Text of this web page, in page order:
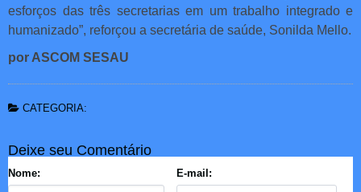
esforços das três secretarias em um trabalho integrado e
humanizado”, reforçou a secretária de saúde, Sonilda Mello.
por ASCOM SESAU
CATEGORIA:
Deixe seu Comentário
Nome: E-mail: